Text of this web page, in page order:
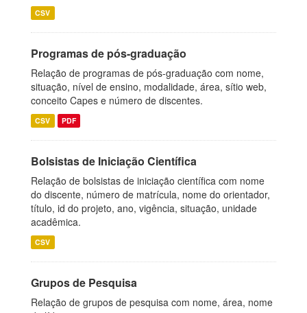
CSV
Programas de pós-graduação
Relação de programas de pós-graduação com nome,
situação, nível de ensino, modalidade, área, sítio web,
conceito Capes e número de discentes.
CSV PDF
Bolsistas de Iniciação Científica
Relação de bolsistas de iniciação científica com nome
do discente, número de matrícula, nome do orientador,
título, id do projeto, ano, vigência, situação, unidade
acadêmica.
CSV
Grupos de Pesquisa
Relação de grupos de pesquisa com nome, área, nome